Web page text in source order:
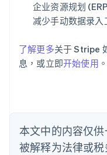
企业资源规划
减少手动数据录入
了解更多关于 Stripe
息，或立即开始使用 。
本文中的内容仅
被解释为法律或
English
巴西
保加利亚
English
比利时
丹麦
English
德国
DeutschEnglish